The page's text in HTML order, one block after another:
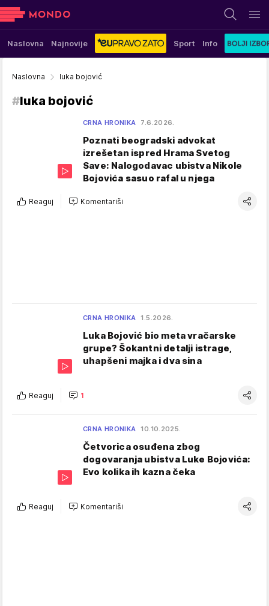
Naslovna Najnovije Sport Info
Naslovna luka bojović
#luka bojović
CRNA HRONIKA 7.6.2026.
Poznati beogradski advokat
izrešetan ispred Hrama Svetog
Save: Nalogodavac ubistva Nikole
Bojovića sasuo rafal u njega
Reaguj Komentariši
CRNA HRONIKA 1.5.2026.
Luka Bojović bio meta vračarske
grupe? Šokantni detalji istrage,
uhapšeni majka i dva sina
Reaguj 1
CRNA HRONIKA 10.10.2025.
Četvorica osuđena zbog
dogovaranja ubistva Luke Bojovića:
Evo kolika ih kazna čeka
Reaguj Komentariši